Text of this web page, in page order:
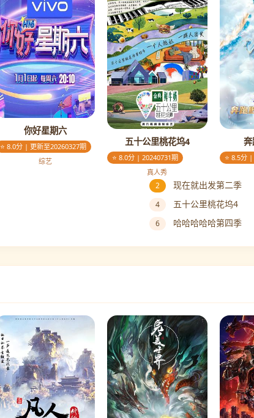
你好星期六
⭐ 8.0分 | 更新至20260327期
综艺
五十公里桃花坞4
⭐ 8.0分 | 20240731期
真人秀
⭐ 8.5分
2 现在就出发第二季
4 五十公里桃花坞4
6 哈哈哈哈哈第四季